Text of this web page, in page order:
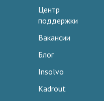
Центр
поддержки
Вакансии
Блог
Insolvo
Kadrout